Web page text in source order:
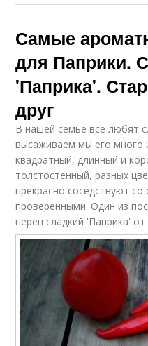
Самые
для Паприки.
'Паприка'.
друг
В нашей семье все любят
высаживаем мы его много
квадратный, длинный и
толстостенный, разных
прекрасно соседствуют со
проверенными. Один из
перец сладкий 'Паприка'